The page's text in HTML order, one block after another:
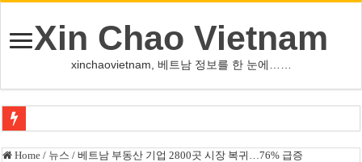
Xin Chao Vietnam
xinchaovietnam, 베트남 정보를 한 눈에……
하노이-하이퐁 고속도로 차량 투석 용의자 신원 확인
Home / 뉴스 / 베트남 부동산 기업 2800곳 시장 복귀…76% 급증